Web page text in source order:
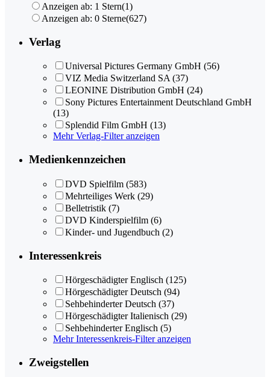
Anzeigen ab: 1 Stern(1)
Anzeigen ab: 0 Sterne(627)
Verlag
Universal Pictures Germany GmbH (56)
VIZ Media Switzerland SA (37)
LEONINE Distribution GmbH (24)
Sony Pictures Entertainment Deutschland GmbH
(13)
Splendid Film GmbH (13)
Mehr Verlag-Filter anzeigen
Medienkennzeichen
DVD Spielfilm (583)
Mehrteiliges Werk (29)
Belletristik (7)
DVD Kinderspielfilm (6)
Kinder- und Jugendbuch (2)
Interessenkreis
Hörgeschädigter Englisch (125)
Hörgeschädigter Deutsch (94)
Sehbehinderter Deutsch (37)
Hörgeschädigter Italienisch (29)
Sehbehinderter Englisch (5)
Mehr Interessenkreis-Filter anzeigen
Zweigstellen